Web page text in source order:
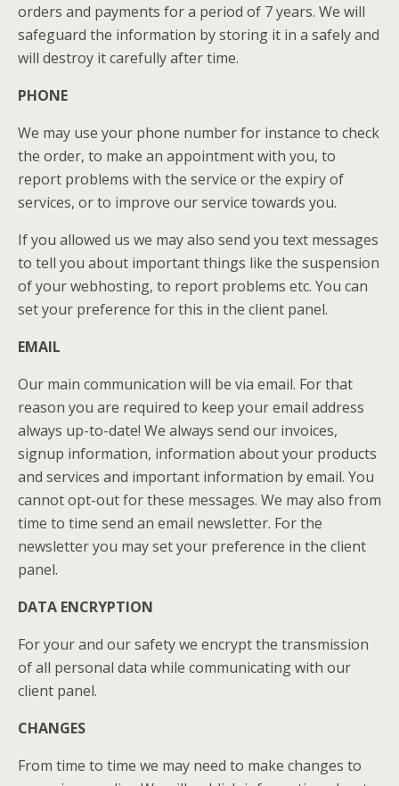
orders and payments for a period of 7 years. We will
safeguard the information by storing it in a safely and
will destroy it carefully after time.
PHONE
We may use your phone number for instance to check
the order, to make an appointment with you, to
report problems with the service or the expiry of
services, or to improve our service towards you.
If you allowed us we may also send you text messages
to tell you about important things like the suspension
of your webhosting, to report problems etc. You can
set your preference for this in the client panel.
EMAIL
Our main communication will be via email. For that
reason you are required to keep your email address
always up-to-date! We always send our invoices,
signup information, information about your products
and services and important information by email. You
cannot opt-out for these messages. We may also from
time to time send an email newsletter. For the
newsletter you may set your preference in the client
panel.
DATA ENCRYPTION
For your and our safety we encrypt the transmission
of all personal data while communicating with our
client panel.
CHANGES
From time to time we may need to make changes to